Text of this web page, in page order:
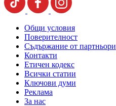
Общи условия
Поверителност
Съдържание от партньори
Контакти
Етичен кодекс
Всички статии
Ключови думи
Реклама
За нас